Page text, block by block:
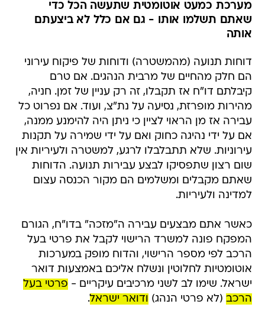
מערכת כמעט אוטומטית שתעשה הכל כדי
שאתם תשלמו אותו - גם אם כלל לא ביצעתם
אותה
דוחות תנועה (מהמשטרה) ודוחות של פיקוח עירוני
הם חלק מהחיים של מרבית הנהגים. אם טרם
קיבלתם דו"ח אז תקבלו, זה רק עניין של זמן. חניה,
מהירות מופרזת, נסיעה על נת"צ, ועוד. אם נפרוט כל
עבירה אז מן הראוי לציין כי ניתן היה להימנע ממנה,
אם על ידי נהיגה כחוק ואם על ידי שמירה על תקנות
עירוניות. שלא תתבלבלו לרגע, למשטרה ולעיריות אין
שום רצון שתפסיקו לבצע עבירות תנועה. הדוחות
שאתם מקבלים ומשלמים הם מקור הכנסה עצום
למדינה ולעיריות.
כאשר אתם מבצעים עבירה ה"מזכה" בדו"ח, הגורם
המפקח פונה למשרד הרישוי לקבל את פרטי בעל
הרכב לפי מספר הרישוי, והדוח מופק במערכות
אוטומטיות לחלוטין ונשלח אליכם באמצעות דואר
ישראל. שימו לב לשני מרכיבים עיקריים - פרטי בעל
הרכב (לא פרטי הנהג) ודואר ישראל.